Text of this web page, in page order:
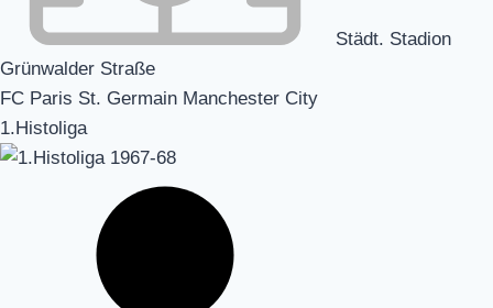
Städt. Stadion
Grünwalder Straße
FC Paris St. Germain Manchester City
1.Histoliga